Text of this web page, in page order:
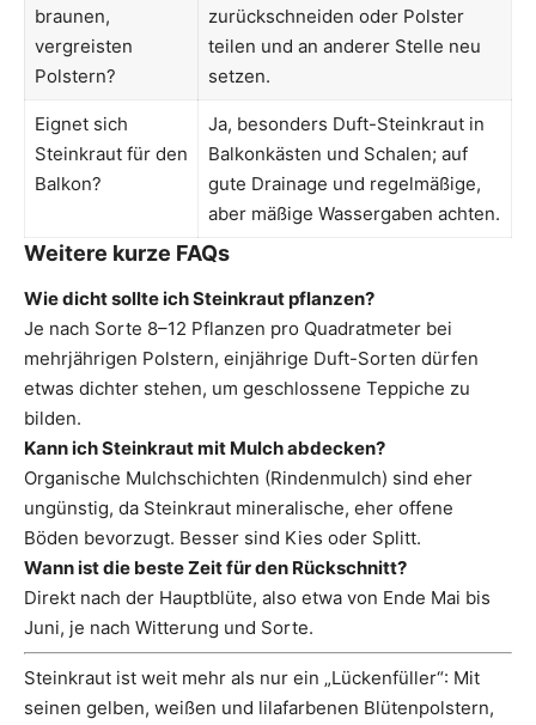
braunen,
vergreisten
Polstern?
zurückschneiden oder Polster
teilen und an anderer Stelle neu
setzen.
Eignet sich
Steinkraut für den
Balkon?
Ja, besonders Duft-Steinkraut in
Balkonkästen und Schalen; auf
gute Drainage und regelmäßige,
aber mäßige Wassergaben achten.
Weitere kurze FAQs
Wie dicht sollte ich Steinkraut pflanzen?
Je nach Sorte 8–12 Pflanzen pro Quadratmeter bei
mehrjährigen Polstern, einjährige Duft-Sorten dürfen
etwas dichter stehen, um geschlossene Teppiche zu
bilden.
Kann ich Steinkraut mit Mulch abdecken?
Organische Mulchschichten (Rindenmulch) sind eher
ungünstig, da Steinkraut mineralische, eher offene
Böden bevorzugt. Besser sind Kies oder Splitt.
Wann ist die beste Zeit für den Rückschnitt?
Direkt nach der Hauptblüte, also etwa von Ende Mai bis
Juni, je nach Witterung und Sorte.
Steinkraut ist weit mehr als nur ein „Lückenfüller“: Mit
seinen gelben, weißen und lilafarbenen Blütenpolstern,